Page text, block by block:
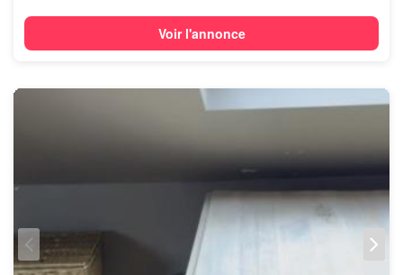
Voir l'annonce